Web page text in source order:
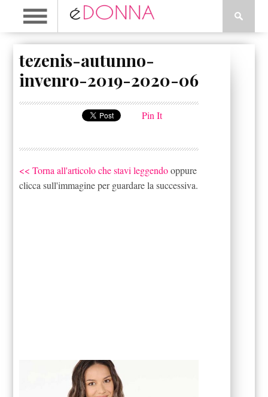
tezenis-autunno-
invenro-2019-2020-06
Pin It
<< Torna all'articolo che stavi leggendooppure
clicca sull'immagine per guardare la successiva.